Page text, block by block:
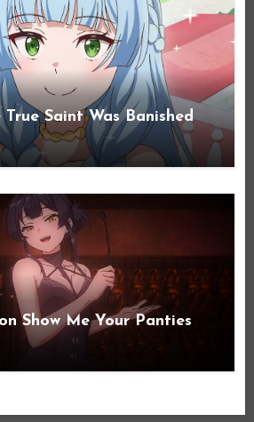
True Saint Was Banished
Show Me Your Panties